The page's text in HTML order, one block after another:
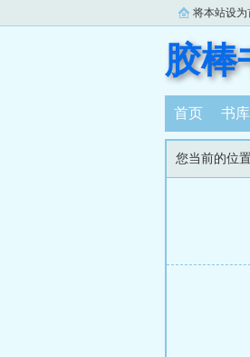
将本站设为
胶棒
首页 书库
您当前的位置